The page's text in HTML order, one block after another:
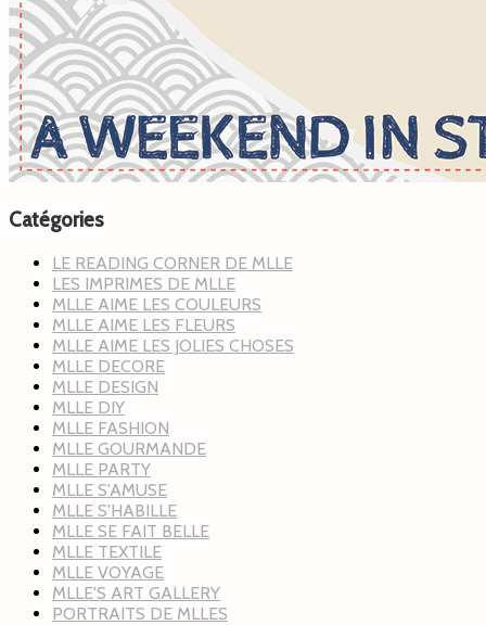
Catégories
LE READING CORNER DE MLLE
LES IMPRIMES DE MLLE
MLLE AIME LES COULEURS
MLLE AIME LES FLEURS
MLLE AIME LES JOLIES CHOSES
MLLE DECORE
MLLE DESIGN
MLLE DIY
MLLE FASHION
MLLE GOURMANDE
MLLE PARTY
MLLE S'AMUSE
MLLE S'HABILLE
MLLE SE FAIT BELLE
MLLE TEXTILE
MLLE VOYAGE
MLLE'S ART GALLERY
PORTRAITS DE MLLES